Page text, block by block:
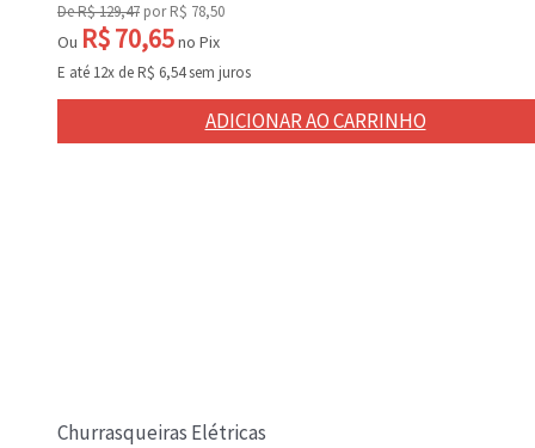
DeR$129,47 porR$ 78,50
Ou R$70,65no Pix
E até 12x deR$ 6,54sem juros
ADICIONAR AO CARRINHO
Churrasqueiras Elétricas
Este